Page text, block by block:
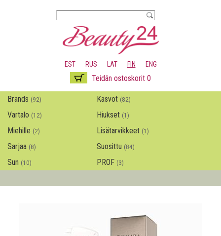
pääsisältöön
EST RUS LAT FIN ENG
Teidän ostoskorit 0
Brands (92) Kasvot (82)
Vartalo (12) Hiukset (1)
Miehille (2) Lisätarvikkeet (1)
Sarjaa (8) Suosittu (84)
Sun (10) PROF (3)